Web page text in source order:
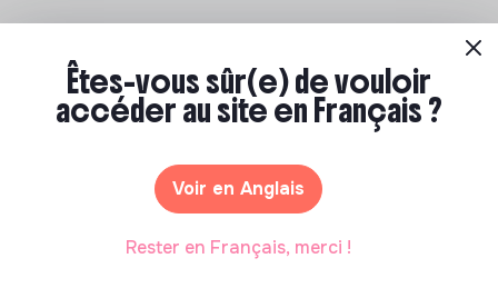
Êtes-vous sûr(e) de vouloir
accéder au site en Français ?
Voir en Anglais
Rester en Français, merci !